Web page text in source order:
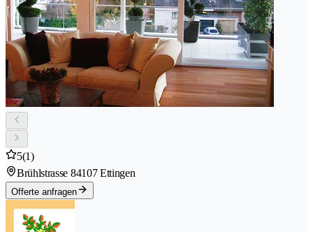
5(1)
Brühlstrasse 84107 Ettingen
Offerte anfragen